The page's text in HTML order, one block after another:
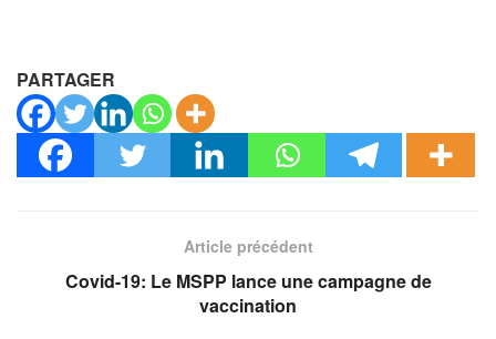
PARTAGER
Article précédent
Covid-19: Le MSPP lance une campagne de
vaccination